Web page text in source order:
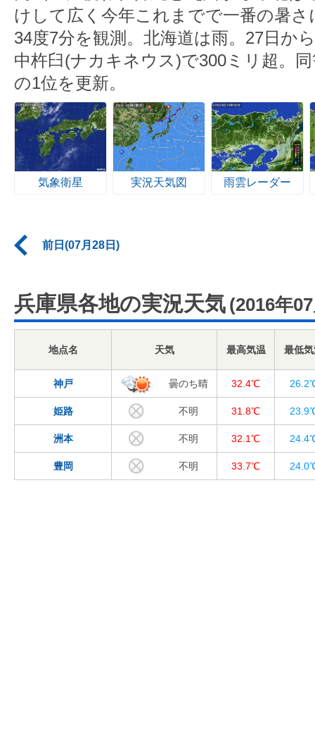
けして広く今年これまでで一番の暑
34度7分を観測。北海道は雨。27日か
中杵臼(ナカキネウス)で300ミリ超。
の1位を更新。
気象衛星 実況天気図 雨雲レーダー
前日(07月28日)
兵庫県各地の実況天気 (2016年
地点名 天気 最高気温 最低
神戸 曇のち晴 32.4℃
姫路 不明 31.8℃
洲本 不明 32.1℃
豊岡 不明 33.7℃